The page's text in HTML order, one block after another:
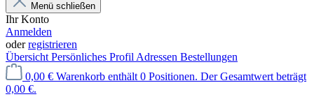
Menü schließen
Ihr Konto
Anmelden
oderregistrieren
Übersicht Persönliches Profil Adressen Bestellungen
0,00 € Warenkorb enthält 0 Positionen. Der Gesamtwert beträgt
0,00 €.